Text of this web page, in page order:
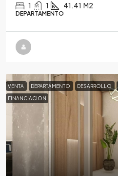
1 1 41.41 M2
DEPARTAMENTO
VENTA DEPARTAMENTO DESARROLLO
FINANCIACION